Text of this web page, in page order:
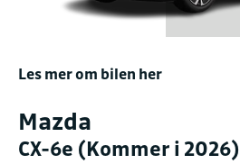
Les mer om bilen her
Mazda
CX-6e (Kommer i 2026)